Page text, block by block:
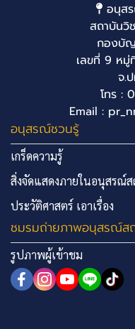
อนุสร
สถาบันวิ
กองบัญ
เลขที่ 9 หมู่
จ.
โทร :
Email :
อนุสรณ์ชวนรู้
เกร็ดความรู้
สิ่งจัดแสดงภายในอนุสรณ์
ประวัติศาสตร์ เอาเรื่อง
ชมรมถ่ายภาพอนุสรณ์ส
รูปภาพผู้เข้าชม